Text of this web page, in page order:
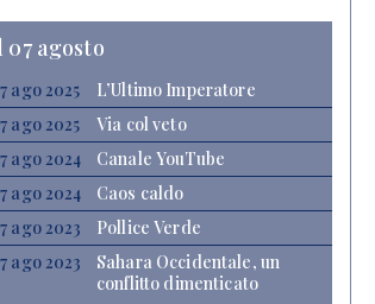
07 agosto
ago 2025
L’Ultimo Imperatore
ago 2025
Via col veto
ago 2024
Canale YouTube
ago 2024
Caos caldo
ago 2023
Pollice Verde
ago 2023
Sahara Occidentale, un
conflitto dimenticato